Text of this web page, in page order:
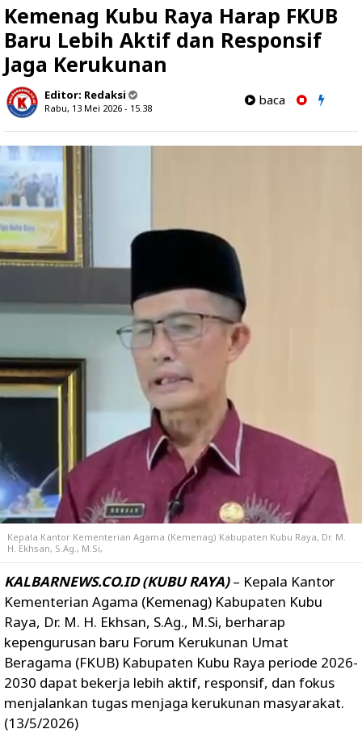
Kemenag Kubu Raya Harap FKUB
Baru Lebih Aktif dan Responsif
Jaga Kerukunan
Editor: Redaksi
Rabu, 13 Mei 2026 - 15.38
baca
Kepala Kantor Kementerian Agama (Kemenag) Kabupaten Kubu Raya, Dr. M.
H. Ekhsan, S.Ag., M.Si,
KALBARNEWS.CO.ID (KUBU RAYA)– Kepala Kantor
Kementerian Agama (Kemenag) Kabupaten Kubu
Raya, Dr. M. H. Ekhsan, S.Ag., M.Si, berharap
kepengurusan baru Forum Kerukunan Umat
Beragama (FKUB) Kabupaten Kubu Raya periode 2026-
2030 dapat bekerja lebih aktif, responsif, dan fokus
menjalankan tugas menjaga kerukunan masyarakat.
(13/5/2026)